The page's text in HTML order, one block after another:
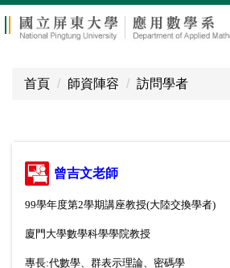
到
首頁 師資陣容 訪問學者
曾吉文老師
99學年度第2學期講座教授(大陸交換學者)
廈門大學數學科學學院教授
專長:代數學、群表示理論、密碼學